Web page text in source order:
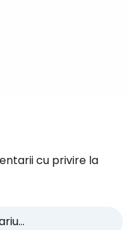
cu privire la